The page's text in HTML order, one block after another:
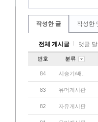
작성한 글 작성한
전체 게시글 댓글
번호 분류
84 시승기/배..
83 유머게시판
82 자유게시판